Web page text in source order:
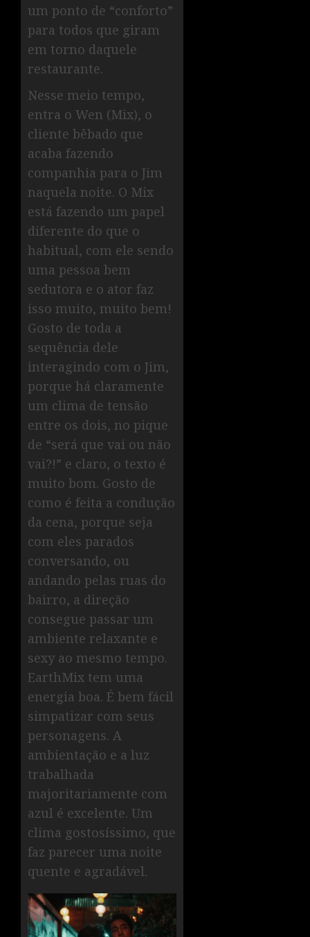
um ponto de “conforto”
para todos que giram
em torno daquele
restaurante.
Nesse meio tempo,
entra o Wen (Mix), o
cliente bêbado que
acaba fazendo
companhia para o Jim
naquela noite. O Mix
está fazendo um papel
diferente do que o
habitual, com ele sendo
uma pessoa bem
sedutora e o ator faz
isso muito, muito bem!
Gosto de toda a
sequência dele
interagindo com o Jim,
porque há claramente
um clima de tensão
entre os dois, no pique
de “será que vai ou não
vai?!” e claro, o texto é
muito bom. Gosto de
como é feita a condução
da cena, porque seja
com eles parados
conversando, ou
andando pelas ruas do
bairro, a direção
consegue passar um
ambiente relaxante e
sexy ao mesmo tempo.
EarthMix tem uma
energia boa. É bem fácil
simpatizar com seus
personagens. A
ambientação e a luz
trabalhada
majoritariamente com
azul é excelente. Um
clima gostosíssimo, que
faz parecer uma noite
quente e agradável.